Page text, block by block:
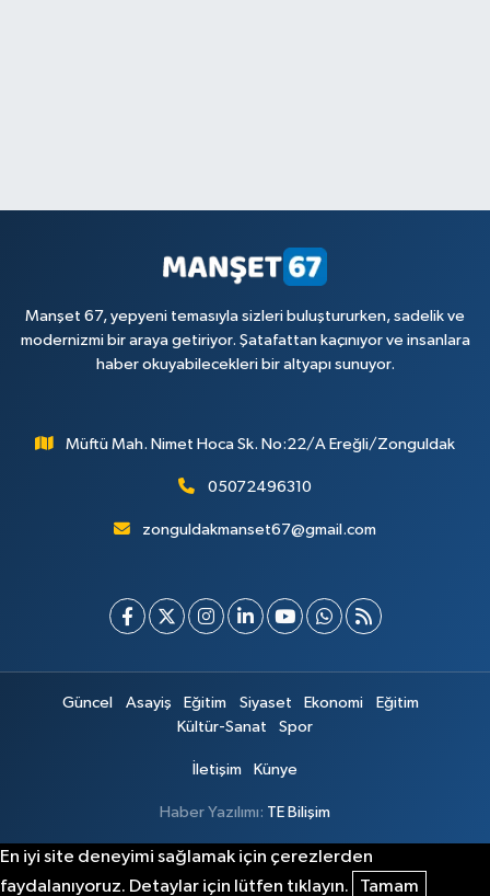
Manşet 67, yepyeni temasıyla sizleri buluştururken, sadelik ve
modernizmi bir araya getiriyor. Şatafattan kaçınıyor ve insanlara
haber okuyabilecekleri bir altyapı sunuyor.
Müftü Mah. Nimet Hoca Sk. No:22/A Ereğli/Zonguldak
05072496310
zonguldakmanset67@gmail.com
Güncel Asayiş Eğitim Siyaset Ekonomi
Eğitim
Kültür-Sanat
Spor
İletişim Künye
Haber Yazılımı: TE Bilişim
En iyi site deneyimi sağlamak için çerezlerden
faydalanıyoruz. Detaylar için lütfen tıklayın.
Tamam